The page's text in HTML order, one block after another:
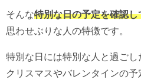
そんな特別な日の予定を確認し
思わせぶりな人の特徴です。
特別な日には特別な人と過ごし
クリスマスやバレンタインの